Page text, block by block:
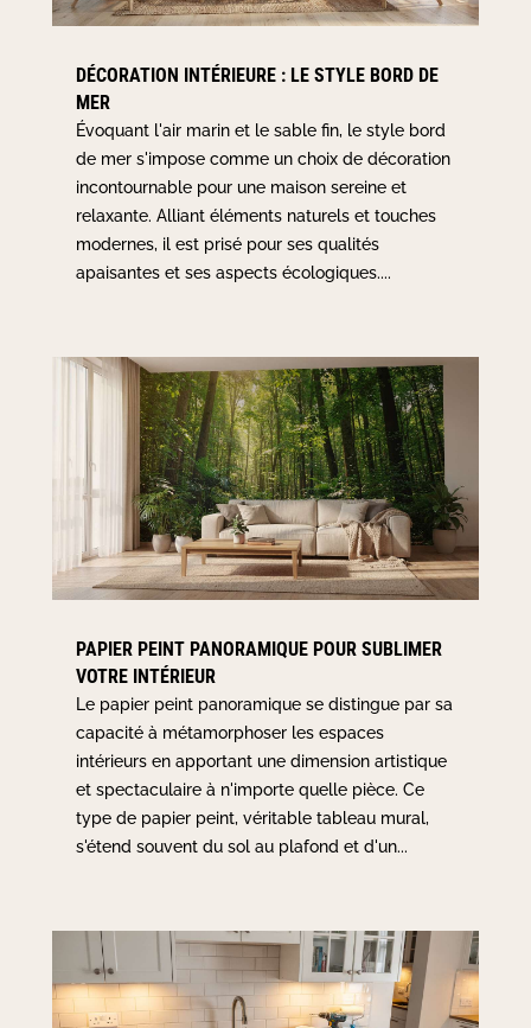
DÉCORATION INTÉRIEURE : LE STYLE BORD DE
MER
Évoquant l'air marin et le sable fin, le style bord
de mer s'impose comme un choix de décoration
incontournable pour une maison sereine et
relaxante. Alliant éléments naturels et touches
modernes, il est prisé pour ses qualités
apaisantes et ses aspects écologiques....
PAPIER PEINT PANORAMIQUE POUR SUBLIMER
VOTRE INTÉRIEUR
Le papier peint panoramique se distingue par sa
capacité à métamorphoser les espaces
intérieurs en apportant une dimension artistique
et spectaculaire à n'importe quelle pièce. Ce
type de papier peint, véritable tableau mural,
s'étend souvent du sol au plafond et d'un...